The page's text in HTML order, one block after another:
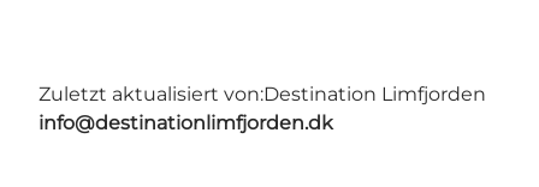
Zuletzt aktualisiert von:Destination Limfjorden
info@destinationlimfjorden.dk